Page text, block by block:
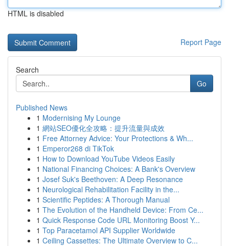
HTML is disabled
Report Page
Search
Go
Published News
1 Modernising My Lounge
1 網站SEO優化全攻略：提升流量與成效
1 Free Attorney Advice: Your Protections & Wh...
1 Emperor268 di TikTok
1 How to Download YouTube Videos Easily
1 National Financing Choices: A Bank's Overview
1 Josef Suk's Beethoven: A Deep Resonance
1 Neurological Rehabilitation Facility in the...
1 Scientific Peptides: A Thorough Manual
1 The Evolution of the Handheld Device: From Ce...
1 Quick Response Code URL Monitoring Boost Y...
1 Top Paracetamol API Supplier Worldwide
1 Ceiling Cassettes: The Ultimate Overview to C...